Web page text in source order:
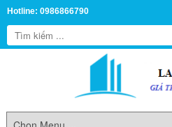
Hotline: 0986866790